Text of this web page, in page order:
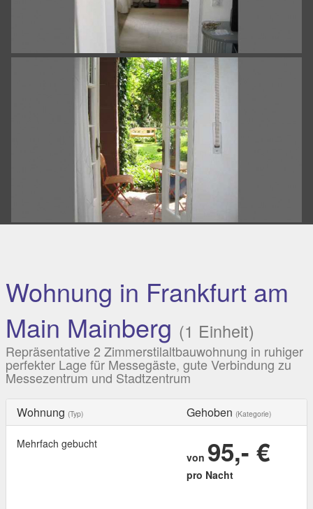
Wohnung in Frankfurt am
Main Mainberg (1 Einheit)
Repräsentative 2 Zimmerstilaltbauwohnung in ruhiger
perfekter Lage für Messegäste, gute Verbindung zu
Messezentrum und Stadtzentrum
Wohnung (Typ) Gehoben (Kategorie)
Mehrfach gebucht
von 95,- €
pro Nacht